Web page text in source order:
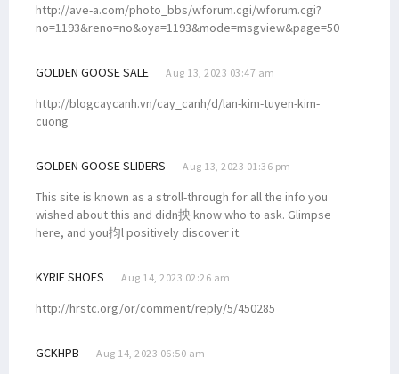
http://ave-a.com/photo_bbs/wforum.cgi/wforum.cgi?
no=1193&reno=no&oya=1193&mode=msgview&page=50
GOLDEN GOOSE SALE Aug 13, 2023 03:47 am
http://blogcaycanh.vn/cay_canh/d/lan-kim-tuyen-kim-
cuong
GOLDEN GOOSE SLIDERS Aug 13, 2023 01:36 pm
This site is known as a stroll-through for all the info you
wished about this and didn抰 know who to ask. Glimpse
here, and you抣l positively discover it.
KYRIE SHOES Aug 14, 2023 02:26 am
http://hrstc.org/or/comment/reply/5/450285
GCKHPB Aug 14, 2023 06:50 am